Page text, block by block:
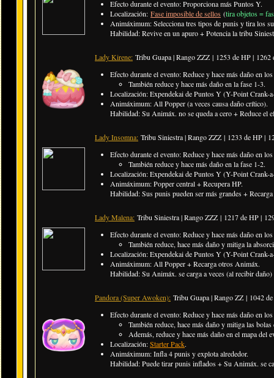
Efecto durante el evento: Proporciona más Puntos Y.
Localización: Fase imposible de sellos (tira objetos =
Animáximum: Selecciona tres tipos de punis y tira los
Habilidad: Revive en un apuro + Potencia la tribu
Lady Kirene: Tribu Guapa | Rango ZZZ | 1253 de HP | 1262
Efecto durante el evento: Reduce y hace más daño en
También reduce y hace más daño en la fase 1-3.
Localización: Expendekai de Puntos Y (Y-Point Crank-
Animáximum: All Popper (a veces causa daño crítico).
Habilidad: Su Animáx. no se queda a cero + Reduce el
Lady Insomna: Tribu Siniestra | Rango ZZZ | 1233 de HP |
Efecto durante el evento: Reduce y hace más daño en
También reduce y hace más daño en la fase 1-2.
Localización: Expendekai de Puntos Y (Y-Point Crank-
Animáximum: Popper central + Recupera HP.
Habilidad: Sus punis pueden ser más grandes +
Lady Malena: Tribu Siniestra | Rango ZZZ | 1217 de HP |
Efecto durante el evento: Reduce y hace más daño en
También reduce, hace más daño y mitiga la
Localización: Expendekai de Puntos Y (Y-Point Crank-
Animáximum: All Popper + Recarga otros Animáx.
Habilidad: Su Animáx. se carga a veces (al recibir
Pandora (Super Awoken): Tribu Guapa | Rango ZZ | 1042
Efecto durante el evento: Reduce y hace más daño en
También reduce, hace más daño y mitiga las
Además, reduce y hace más daño en el mapa del
Localización:Starter Pack.
Animáximum: Infla 4 punis y explota alrededor.
Habilidad: Puede tirar punis inflados + Su Animáx. se